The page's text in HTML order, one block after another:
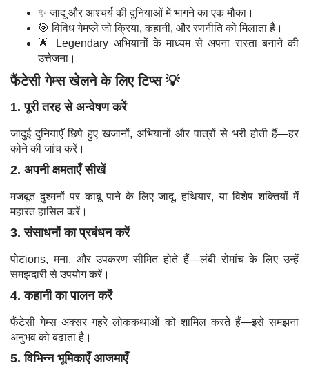
✨ जादू और आश्चर्य की दुनियाओं में भागने का एक मौका।
🎯 विविध गेमप्ले जो क्रिया, कहानी, और रणनीति को मिलाता है।
🌟 Legendary अभियानों के माध्यम से अपना रास्ता बनाने की
उत्तेजना।
फैंटेसी गेम्स खेलने के लिए टिप्स 💡
1. पूरी तरह से अन्वेषण करें
जादुई दुनियाएँ छिपे हुए खजानों, अभियानों और पात्रों से भरी होती हैं—हर
कोने की जांच करें।
2. अपनी क्षमताएँ सीखें
मजबूत दुश्मनों पर काबू पाने के लिए जादू, हथियार, या विशेष शक्तियों में
महारत हासिल करें।
3. संसाधनों का प्रबंधन करें
पोटions, मना, और उपकरण सीमित होते हैं—लंबी रोमांच के लिए उन्हें
समझदारी से उपयोग करें।
4. कहानी का पालन करें
फैंटेसी गेम्स अक्सर गहरे लोककथाओं को शामिल करते हैं—इसे समझना
अनुभव को बढ़ाता है।
5. विभिन्न भूमिकाएँ आजमाएँ